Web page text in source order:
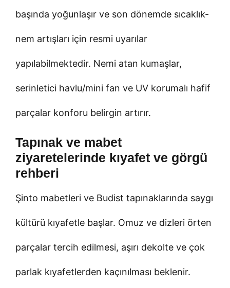
başında yoğunlaşır ve son dönemde sıcaklık-
nem artışları için resmi uyarılar
yapılabilmektedir. Nemi atan kumaşlar,
serinletici havlu/mini fan ve UV korumalı hafif
parçalar konforu belirgin artırır.
Tapınak ve mabet
ziyaretelerinde kıyafet ve görgü
rehberi
Şinto mabetleri ve Budist tapınaklarında saygı
kültürü kıyafetle başlar. Omuz ve dizleri örten
parçalar tercih edilmesi, aşırı dekolte ve çok
parlak kıyafetlerden kaçınılması beklenir.